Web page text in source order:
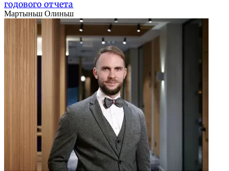
годового отчета
Мартыньш Олиньш